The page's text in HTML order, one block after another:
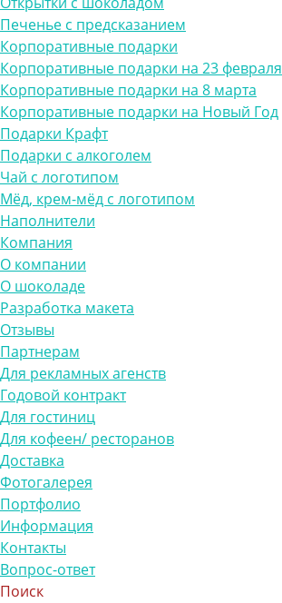
Печенье с предсказанием
Корпоративные подарки
Корпоративные подарки на 23 февраля
Корпоративные подарки на 8 марта
Корпоративные подарки на Новый Год
Подарки Крафт
Подарки с алкоголем
Чай с логотипом
Мёд, крем-мёд с логотипом
Наполнители
Компания
О компании
О шоколаде
Разработка макета
Отзывы
Партнерам
Для рекламных агенств
Годовой контракт
Для гостиниц
Для кофеен/ ресторанов
Доставка
Фотогалерея
Портфолио
Информация
Контакты
Вопрос-ответ
Поиск